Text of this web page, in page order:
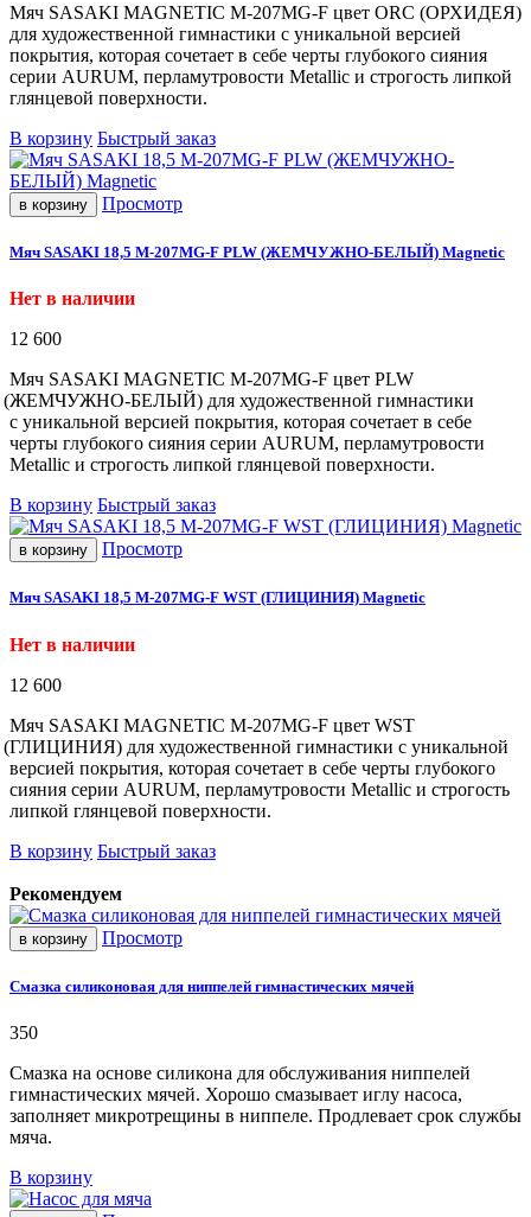
Мяч SASAKI MAGNETIC M-207MG-F цвет ORC (ОРХИДЕЯ)
для художественной гимнастики с уникальной версией
покрытия, которая сочетает в себе черты глубокого сияния
серии AURUM, перламутровости Metallic и строгость липкой
глянцевой поверхности.
В корзину Быстрый заказ
в корзину Просмотр
Мяч SASAKI 18,5 M-207МG-F PLW (ЖЕМЧУЖНО-БЕЛЫЙ) Magnetic
Нет в наличии
12 600
Мяч SASAKI MAGNETIC M-207MG-F цвет PLW
(ЖЕМЧУЖНО-БЕЛЫЙ) для художественной гимнастики
с уникальной версией покрытия, которая сочетает в себе
черты глубокого сияния серии AURUM, перламутровости
Metallic и строгость липкой глянцевой поверхности.
В корзину Быстрый заказ
в корзину Просмотр
Мяч SASAKI 18,5 M-207МG-F WST (ГЛИЦИНИЯ) Magnetic
Нет в наличии
12 600
Мяч SASAKI MAGNETIC M-207MG-F цвет WST
(ГЛИЦИНИЯ) для художественной гимнастики с уникальной
версией покрытия, которая сочетает в себе черты глубокого
сияния серии AURUM, перламутровости Metallic и строгость
липкой глянцевой поверхности.
В корзину Быстрый заказ
Рекомендуем
в корзину Просмотр
Смазка силиконовая для ниппелей гимнастических мячей
350
Смазка на основе силикона для обслуживания ниппелей
гимнастических мячей. Хорошо смазывает иглу насоса,
заполняет микротрещины в ниппеле. Продлевает срок службы
мяча.
В корзину